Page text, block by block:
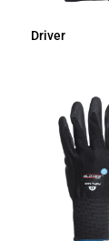
Driver